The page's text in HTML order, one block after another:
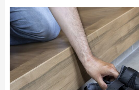
English
中文简体
Español
Indonesian
Português
Français
LIVING
NEWS